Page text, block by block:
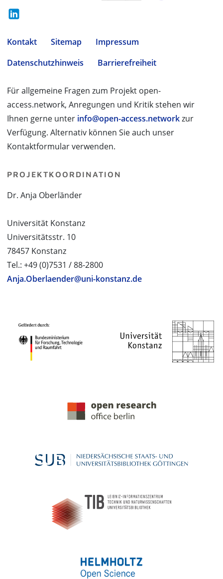
Kontakt Sitemap
Impressum
Datenschutzhinweis
Barrierefreiheit
Für allgemeine Fragen zum Projekt open-
access.network, Anregungen und Kritik stehen wir
Ihnen gerne unter info@open-access.networkzur
Verfügung. Alternativ können Sie auch unser
Kontaktformular verwenden.
PROJEKTKOORDINATION
Dr. Anja Oberländer
Universität Konstanz
Universitätsstr. 10
78457 Konstanz
Tel.: +49 (0)7531 / 88-2800
Anja.Oberlaender@uni-konstanz.de